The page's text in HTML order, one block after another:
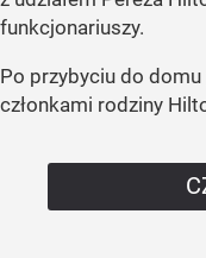
funkcjonariuszy.
Po przybyciu do
członkami rodziny